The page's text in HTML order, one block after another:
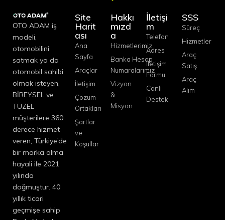
OTO ADAM iş
modeli,
otomobilini
satmak ya da
otomobil sahibi
olmak isteyen,
BİREYSEL ve
TÜZEL
müşterilere 360
derece hizmet
veren, Türkiye’de
bir marka olma
hayali ile 2021
yılında
doğmuştur. 40
yıllık ticari
geçmişe sahip
Site
Harit
ası
Ana
Sayfa
Araçlar
İletişim
Çözüm
Ortakları
Şartlar
ve
Koşullar
Hakkı
mızd
a
Hizmetlerimiz
Banka Hesap
Numaralarımız
Vizyon
&
Misyon
İletişi
m
Telefon
Adres
İletişim
Formu
Canlı
Destek
SSS
Süreç
Hizmetler
Araç
Satış
Araç
Alım